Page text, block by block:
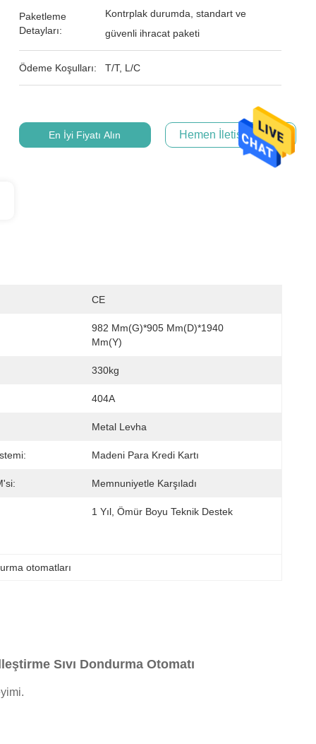
Paketleme
Detayları:
Kontrplak durumda, standart ve
güvenli ihracat paketi
Ödeme Koşulları: T/T, L/C
En İyi Fiyatı Alın Hemen İletişime Geçin
CE
982 Mm(G)*905 Mm(D)*1940
Mm(Y)
330kg
404A
Metal Levha
Madeni Para Kredi Kartı
Memnuniyetle Karşıladı
1 Yıl, Ömür Boyu Teknik Destek
otomatları
Sıvı Dondurma Otomatı